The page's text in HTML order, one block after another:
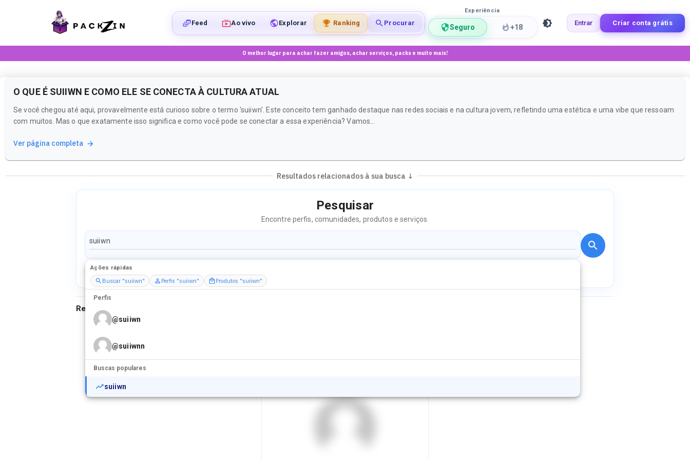
Feed Ao vivo Explorar Ranking Procurar
Experiência
Seguro +18
Entrar Criar conta grátis
O melhor lugar para achar fazer amigos, achar serviços, packs e muito mais!
O QUE É SUIIWN E COMO ELE SE CONECTA À CULTURA ATUAL
Se você chegou até aqui, provavelmente está curioso sobre o termo 'suiiwn'. Este conceito tem ganhado destaque nas redes sociais e na cultura jovem, refletindo uma estética e uma vibe que ressoam
com muitos. Mas o que exatamente isso significa e como você pode se conectar a essa experiência? Vamos...
Ver página completa
Resultados relacionados à sua busca ↓
Pesquisar
Encontre perfis, comunidades, produtos e serviços.
Ações rápidas
Buscar "suiiwn" Perfis "suiiwn" Produtos "suiiwn"
Perfis
@suiiwn
@suiiwnn
Buscas populares
suiiwn
Perfis
Resultados para